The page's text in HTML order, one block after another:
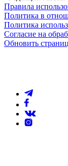
Правила
Политика в
Политика
Согласие на
Обновить